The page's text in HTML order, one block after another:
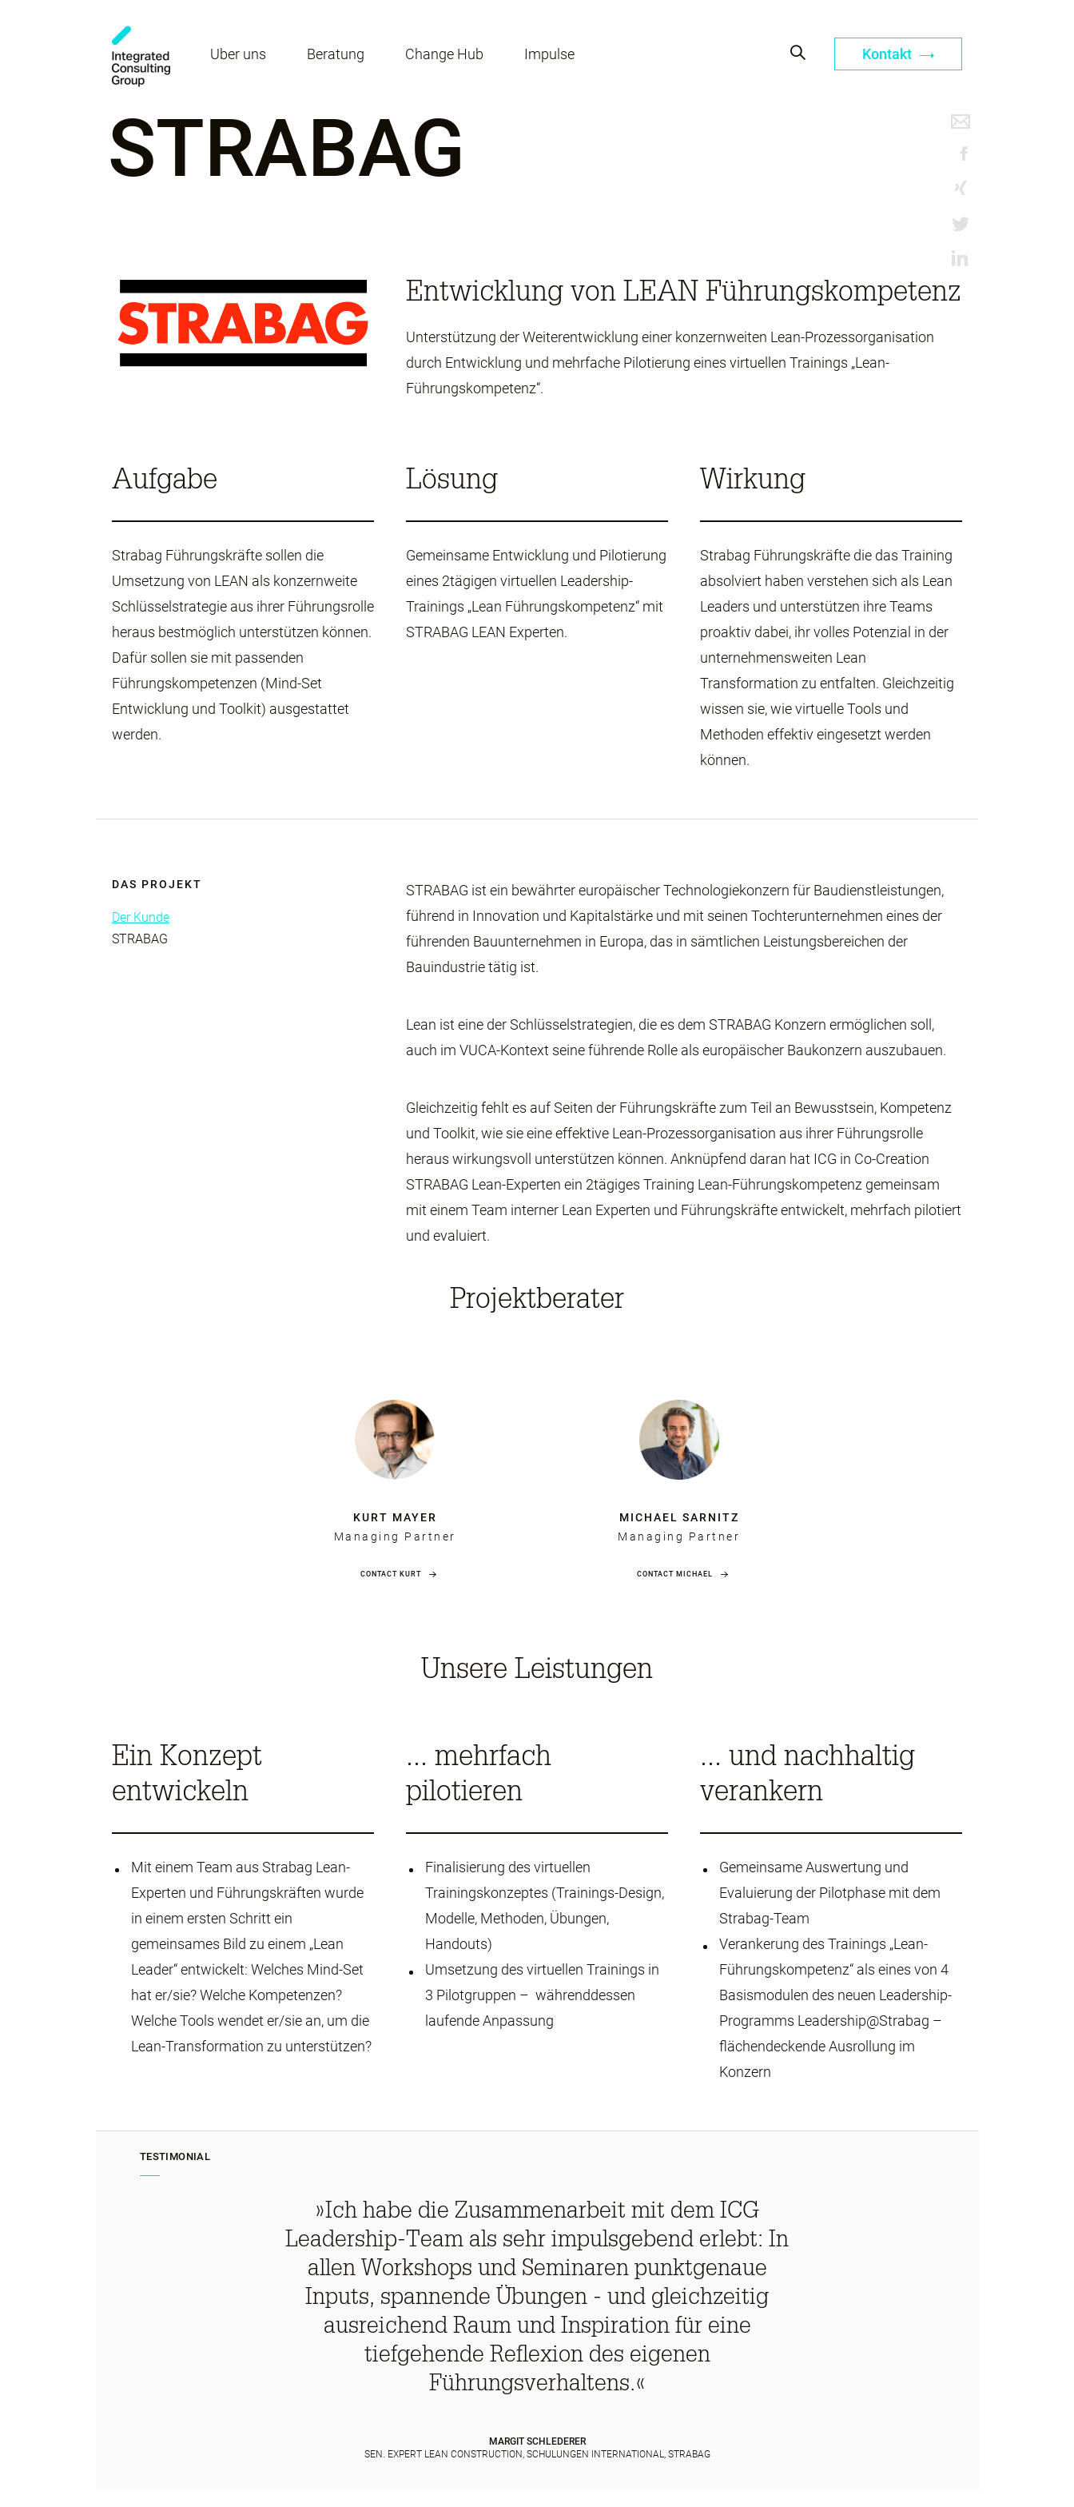
Über uns Beratung Change Hub Impulse Kontakt
STRABAG
Entwicklung von LEAN Führungskompetenz
Unterstützung der Weiterentwicklung einer konzernweiten Lean-Prozessorganisation
durch Entwicklung und mehrfache Pilotierung eines virtuellen Trainings „Lean-
Führungskompetenz“.
Aufgabe
Strabag Führungskräfte sollen die
Umsetzung von LEAN als konzernweite
Schlüsselstrategie aus ihrer Führungsrolle
heraus bestmöglich unterstützen können.
Dafür sollen sie mit passenden
Führungskompetenzen (Mind-Set
Entwicklung und Toolkit) ausgestattet
werden.
Lösung
Gemeinsame Entwicklung und Pilotierung
eines 2tägigen virtuellen Leadership-
Trainings „Lean Führungskompetenz“ mit
STRABAG LEAN Experten.
Wirkung
Strabag Führungskräfte die das Training
absolviert haben verstehen sich als Lean
Leaders und unterstützen ihre Teams
proaktiv dabei, ihr volles Potenzial in der
unternehmensweiten Lean
Transformation zu entfalten. Gleichzeitig
wissen sie, wie virtuelle Tools und
Methoden effektiv eingesetzt werden
können.
DAS PROJEKT
Der Kunde
STRABAG
STRABAG ist ein bewährter europäischer Technologiekonzern für Baudienstleistungen,
führend in Innovation und Kapitalstärke und mit seinen Tochterunternehmen eines der
führenden Bauunternehmen in Europa, das in sämtlichen Leistungsbereichen der
Bauindustrie tätig ist.
Lean ist eine der Schlüsselstrategien, die es dem STRABAG Konzern ermöglichen soll,
auch im VUCA-Kontext seine führende Rolle als europäischer Baukonzern auszubauen.
Gleichzeitig fehlt es auf Seiten der Führungskräfte zum Teil an Bewusstsein, Kompetenz
und Toolkit, wie sie eine effektive Lean-Prozessorganisation aus ihrer Führungsrolle
heraus wirkungsvoll unterstützen können. Anknüpfend daran hat ICG in Co-Creation
STRABAG Lean-Experten ein 2tägiges Training Lean-Führungskompetenz gemeinsam
mit einem Team interner Lean Experten und Führungskräfte entwickelt, mehrfach pilotiert
und evaluiert.
Projektberater
KURT MAYER
Managing Partner
CONTACT KURT
MICHAEL SARNITZ
Managing Partner
CONTACT MICHAEL
Unsere Leistungen
Ein Konzept
entwickeln
Mit einem Team aus Strabag Lean-
Experten und Führungskräften wurde
in einem ersten Schritt ein
gemeinsames Bild zu einem „Lean
Leader“ entwickelt: Welches Mind-Set
hat er/sie? Welche Kompetenzen?
Welche Tools wendet er/sie an, um die
Lean-Transformation zu unterstützen?
... mehrfach
pilotieren
Finalisierung des virtuellen
Trainingskonzeptes (Trainings-Design,
Modelle, Methoden, Übungen,
Handouts)
Umsetzung des virtuellen Trainings in
3 Pilotgruppen – währenddessen
laufende Anpassung
... und nachhaltig
verankern
Gemeinsame Auswertung und
Evaluierung der Pilotphase mit dem
Strabag-Team
Verankerung des Trainings „Lean-
Führungskompetenz“ als eines von 4
Basismodulen des neuen Leadership-
Programms Leadership@Strabag –
flächendeckende Ausrollung im
Konzern
TESTIMONIAL
»Ich habe die Zusammenarbeit mit dem ICG
Leadership-Team als sehr impulsgebend erlebt: In
allen Workshops und Seminaren punktgenaue
Inputs, spannende Übungen - und gleichzeitig
ausreichend Raum und Inspiration für eine
tiefgehende Reflexion des eigenen
Führungsverhaltens.«
MARGIT SCHLEDERER
SEN. EXPERT LEAN CONSTRUCTION, SCHULUNGEN INTERNATIONAL, STRABAG